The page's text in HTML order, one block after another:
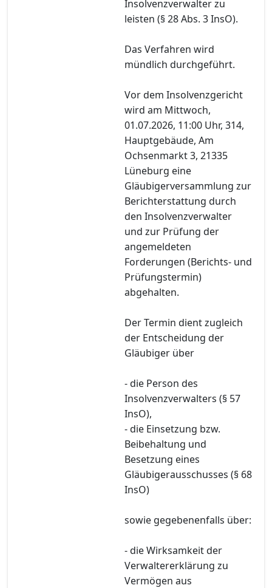
Insolvenzverwalter zu
leisten (§ 28 Abs. 3 InsO).
Das Verfahren wird
mündlich durchgeführt.
Vor dem Insolvenzgericht
wird am Mittwoch,
01.07.2026, 11:00 Uhr, 314,
Hauptgebäude, Am
Ochsenmarkt 3, 21335
Lüneburg eine
Gläubigerversammlung zur
Berichterstattung durch
den Insolvenzverwalter
und zur Prüfung der
angemeldeten
Forderungen (Berichts- und
Prüfungstermin)
abgehalten.
Der Termin dient zugleich
der Entscheidung der
Gläubiger über
- die Person des
Insolvenzverwalters (§ 57
InsO),
- die Einsetzung bzw.
Beibehaltung und
Besetzung eines
Gläubigerausschusses (§ 68
InsO)
sowie gegebenenfalls über:
- die Wirksamkeit der
Verwaltererklärung zu
Vermögen aus